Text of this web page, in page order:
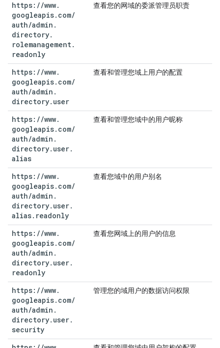
https: //www.
googleapis. com/
auth/admin .
directory.
rolemanagement.
readonly
查看您的网域的委派管理员职责
https: //www.
googleapis. com/
auth/admin .
directory. user
查看和管理您域上用户的配置
https: //www.
googleapis. com/
auth/admin .
directory. user.
alias
查看和管理您域中的用户昵称
https: //www.
googleapis. com/
auth/admin .
directory. user.
alias. readonly
查看您域中的用户别名
https: //www.
googleapis. com/
auth/admin .
directory. user.
readonly
查看您网域上的用户的信息
https: //www.
googleapis. com/
auth/admin .
directory. user.
security
管理您的域用户的数据访问权限